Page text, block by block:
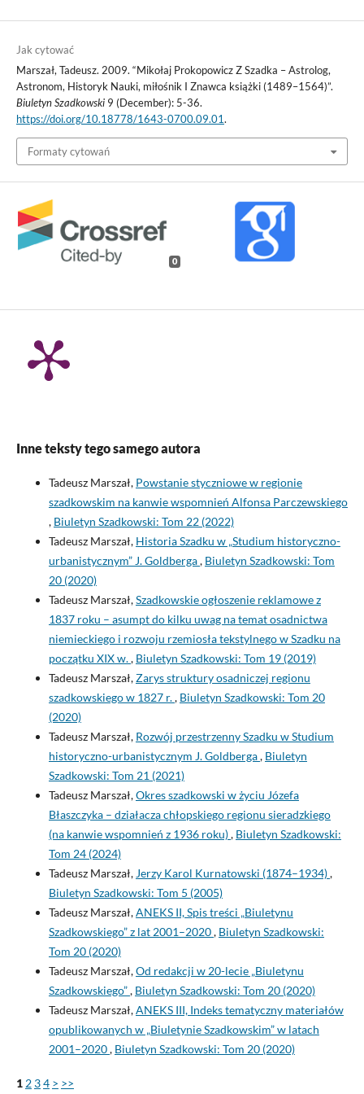
Jak cytować
Marszał, Tadeusz. 2009. “Mikołaj Prokopowicz Z Szadka – Astrolog,
Astronom, Historyk Nauki, miłośnik I Znawca książki (1489–1564)”.
Biuletyn Szadkowski9 (December): 5-36.
https://doi.org/10.18778/1643-0700.09.01.
Formaty cytowań
0
Inne teksty tego samego autora
Tadeusz Marszał, Powstanie styczniowe w regionie
szadkowskim na kanwie wspomnień Alfonsa Parczewskiego
, Biuletyn Szadkowski: Tom 22 (2022)
Tadeusz Marszał, Historia Szadku w „Studium historyczno-
urbanistycznym” J. Goldberga, Biuletyn Szadkowski: Tom
20 (2020)
Tadeusz Marszał,Szadkowskie ogłoszenie reklamowe z
1837 roku – asumpt do kilku uwag na temat osadnictwa
niemieckiego i rozwoju rzemiosła tekstylnego w Szadku na
początku XIX w., Biuletyn Szadkowski: Tom 19 (2019)
Tadeusz Marszał,Zarys struktury osadniczej regionu
szadkowskiego w 1827 r., Biuletyn Szadkowski: Tom 20
(2020)
Tadeusz Marszał, Rozwój przestrzenny Szadku w Studium
historyczno-urbanistycznym J. Goldberga, Biuletyn
Szadkowski: Tom 21 (2021)
Tadeusz Marszał,Okres szadkowski w życiu Józefa
Błaszczyka – działacza chłopskiego regionu sieradzkiego
(na kanwie wspomnień z 1936 roku), Biuletyn Szadkowski:
Tom 24 (2024)
Tadeusz Marszał, Jerzy Karol Kurnatowski (1874–1934),
Biuletyn Szadkowski: Tom 5 (2005)
Tadeusz Marszał,ANEKS II, Spis treści „Biuletynu
Szadkowskiego” z lat 2001–2020, Biuletyn Szadkowski:
Tom 20 (2020)
Tadeusz Marszał,Od redakcji w 20-lecie „Biuletynu
Szadkowskiego”, Biuletyn Szadkowski: Tom 20 (2020)
Tadeusz Marszał,ANEKS III, Indeks tematyczny materiałów
opublikowanych w „Biuletynie Szadkowskim” w latach
2001–2020, Biuletyn Szadkowski: Tom 20 (2020)
1 2 34 > >>